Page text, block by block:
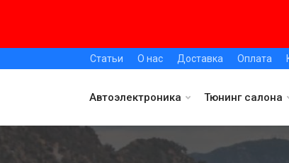
Статьи О нас Доставка Оплата
Автоэлектроника Тюнинг салона